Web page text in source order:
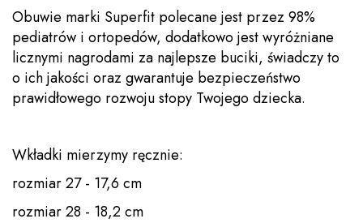
Obuwie marki Superfit polecane jest przez 98%
pediatrów i ortopedów, dodatkowo jest wyróżniane
licznymi nagrodami za najlepsze buciki, świadczy to
o ich jakości oraz gwarantuje bezpieczeństwo
prawidłowego rozwoju stopy Twojego dziecka.
Wkładki mierzymy ręcznie:
rozmiar 27 - 17,6 cm
rozmiar 28 - 18,2 cm